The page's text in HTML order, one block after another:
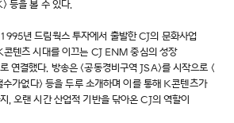
등을 볼 수 있다.
년 드림웍스 투자에서 출발한 CJ의 문화사업
텐츠 시대를 이끄는 CJ ENM 중심의 성장
연결했다. 방송은 <공동경비구역 JSA>를 시작으로 <
수가없다> 등을 두루 소개하며 이를 통해 K콘텐츠가
, 오랜 시간 산업적 기반을 닦아온 CJ의 역할이